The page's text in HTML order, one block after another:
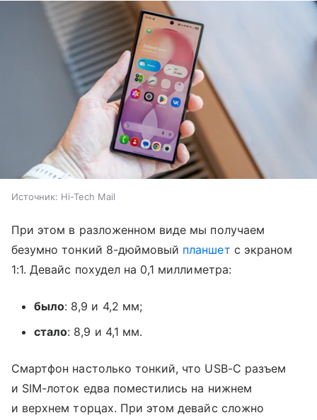
Источник: Hi-Tech Mail
При этом в разложенном виде мы получаем
безумно тонкий 8-дюймовый планшет с экраном
1:1. Девайс похудел на 0,1 миллиметра:
было: 8,9 и 4,2 мм;
стало: 8,9 и 4,1 мм.
Смартфон настолько тонкий, что USB-C разъем
и SIM-лоток едва поместились на нижнем
и верхнем торцах. При этом девайс сложно